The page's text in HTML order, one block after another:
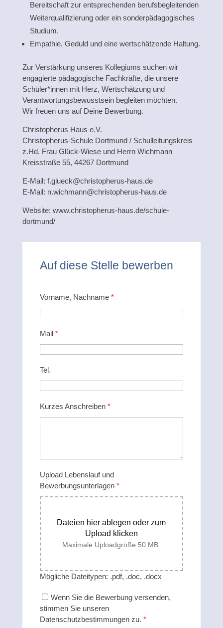
Bereitschaft zur entsprechenden berufsbegleitenden
Weiterqualifizierung oder ein sonderpädagogisches
Studium.
Empathie, Geduld und eine wertschätzende Haltung.
Zur Verstärkung unseres Kollegiums suchen wir
engagierte pädagogische Fachkräfte, die unsere
Schüler*innen mit Herz, Wertschätzung und
Verantwortungsbewusstsein begleiten möchten.
Wir freuen uns auf Deine Bewerbung.
Christopherus Haus e.V.
Christopherus-Schule Dortmund / Schulleitungskreis
z.Hd. Frau Glück-Wiese und Herrn Wichmann
Kreisstraße 55, 44267 Dortmund
E-Mail: f.glueck@christopherus-haus.de
E-Mail: n.wichmann@christopherus-haus.de
Website: www.christopherus-haus.de/schule-
dortmund/
Auf diese Stelle bewerben
Vorname, Nachname *
Mail *
Tel.
Kurzes Anschreiben *
Upload Lebenslauf und
Bewerbungsunterlagen *
Dateien hier ablegen oder zum
Upload klicken
Maximale Uploadgröße 50 MB.
Mögliche Dateitypen: .pdf, .doc, .docx
Wenn Sie die Bewerbung versenden,
stimmen Sie unseren
Datenschutzbestimmungen zu. *